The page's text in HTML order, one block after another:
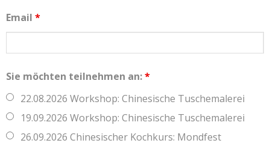
Email *
Sie möchten teilnehmen an:*
22.08.2026 Workshop: Chinesische Tuschemalerei
19.09.2026 Workshop: Chinesische Tuschemalerei
26.09.2026 Chinesischer Kochkurs: Mondfest